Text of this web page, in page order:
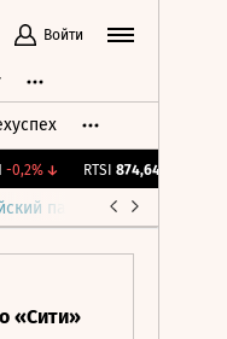
Войти
↓ RTSI 874,64 -1,12%
парламент
«Сити»